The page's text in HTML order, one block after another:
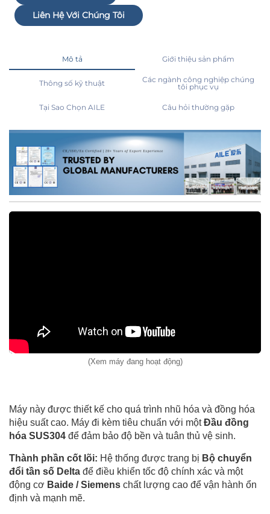
Liên Hệ Với Chúng Tôi
Mô tả Giới thiệu sản phẩm
Thông số kỹ thuật
Các ngành công nghiệp chúng
tôi phục vụ
Tại Sao Chọn AILE Câu hỏi thường gặp
(Xem máy đang hoạt động)
Máy này được thiết kế cho quá trình nhũ hóa và đồng hóa
hiệu suất cao. Máy đi kèm tiêu chuẩn với mộtĐầu đồng
hóa SUS304 để đảm bảo độ bền và tuân thủ vệ sinh.
Thành phần cốt lõi: Hệ thống được trang bị Bộ chuyển
đổi tần số Delta để điều khiển tốc độ chính xác và một
động cơ Baide / Siemens chất lượng cao để vận hành ổn
định và mạnh mẽ.